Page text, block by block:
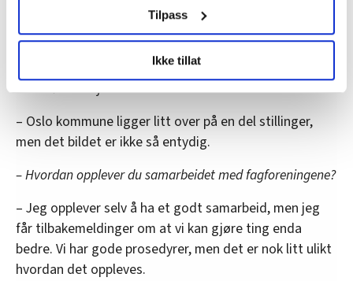
samtykke fra erklæringen om informasjonskapsler.
LO Medias publikasjoner frifagbevegelse.no, hk-nytt.no
og fontene.no bruker informasjonskapsler (cookies) for å
lære hvordan våre nettsider blir brukt slik at vi tilby
statistikk.
Vi deler bare informasjon om hvordan du bruker
innenfor analyse og annonsering. Disse er angitt i
Tilpass
Ikke tillat
– En framoverlent kommune med gode strukturer og
løsninger, er en attraktiv arbeidsplass.
– Men dere mister kompetanse fordi ansatte søker seg til
bedre lønnede jobber i andre kommuner?
– Oslo kommune ligger litt over på en del stillinger,
men det bildet er ikke så entydig.
– Hvordan opplever du samarbeidet med fagforeningene?
– Jeg opplever selv å ha et godt samarbeid, men jeg
får tilbakemeldinger om at vi kan gjøre ting enda
bedre. Vi har gode prosedyrer, men det er nok litt ulikt
hvordan det oppleves.